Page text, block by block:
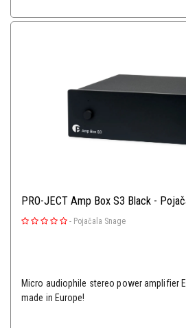
PRO-JECT Amp Box S3 Black -
- Pojačala Snage
Micro audiophile stereo power amplifier
made in Europe!